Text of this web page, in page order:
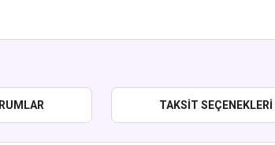
TAKSIT SEÇENEKLERI